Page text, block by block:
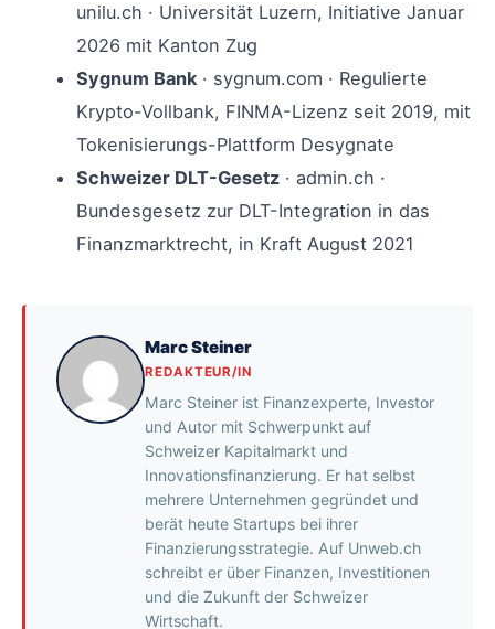
unilu.ch · Universität Luzern, Initiative Januar
2026 mit Kanton Zug
Sygnum Bank· sygnum.com · Regulierte
Krypto-Vollbank, FINMA-Lizenz seit 2019, mit
Tokenisierungs-Plattform Desygnate
Schweizer DLT-Gesetz· admin.ch ·
Bundesgesetz zur DLT-Integration in das
Finanzmarktrecht, in Kraft August 2021
Marc Steiner
REDAKTEUR/IN
Marc Steiner ist Finanzexperte, Investor
und Autor mit Schwerpunkt auf
Schweizer Kapitalmarkt und
Innovationsfinanzierung. Er hat selbst
mehrere Unternehmen gegründet und
berät heute Startups bei ihrer
Finanzierungsstrategie. Auf Unweb.ch
schreibt er über Finanzen, Investitionen
und die Zukunft der Schweizer
Wirtschaft.